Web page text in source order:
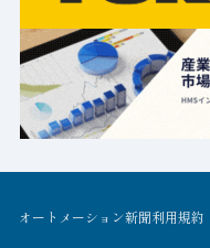
オートメーション新聞利用規約